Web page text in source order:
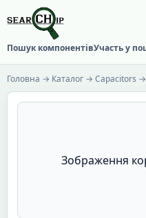
Пошук компонентівУчасть у
Головна → Каталог → Capacitors →
Зображення